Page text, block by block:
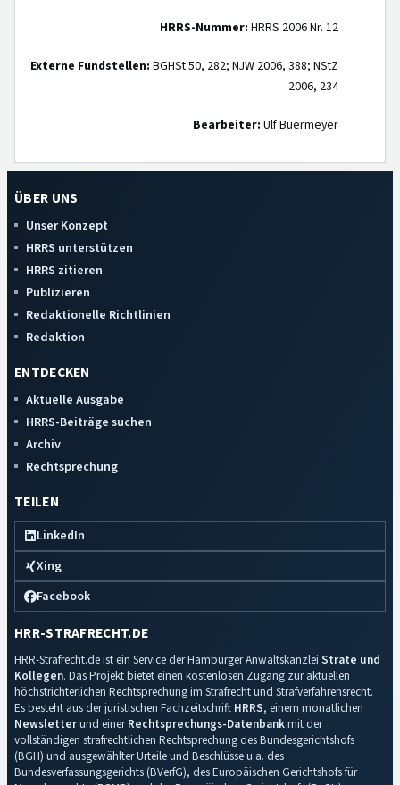
HRRS-Nummer: HRRS 2006 Nr. 12
Externe Fundstellen: BGHSt 50, 282; NJW 2006, 388; NStZ
2006, 234
Bearbeiter: Ulf Buermeyer
ÜBER UNS
Unser Konzept
HRRS unterstützen
HRRS zitieren
Publizieren
Redaktionelle Richtlinien
Redaktion
ENTDECKEN
Aktuelle Ausgabe
HRRS-Beiträge suchen
Archiv
Rechtsprechung
TEILEN
LinkedIn
Xing
Facebook
HRR-STRAFRECHT.DE
HRR-Strafrecht.de ist ein Service der Hamburger Anwaltskanzlei Strate und
Kollegen. Das Projekt bietet einen kostenlosen Zugang zur aktuellen
höchstrichterlichen Rechtsprechung im Strafrecht und Strafverfahrensrecht.
Es besteht aus der juristischen Fachzeitschrift HRRS, einem monatlichen
Newsletterund einerRechtsprechungs-Datenbankmit der
vollständigen strafrechtlichen Rechtsprechung des Bundesgerichtshofs
(BGH) und ausgewählter Urteile und Beschlüsse u.a. des
Bundesverfassungsgerichts (BVerfG), des Europäischen Gerichtshofs für